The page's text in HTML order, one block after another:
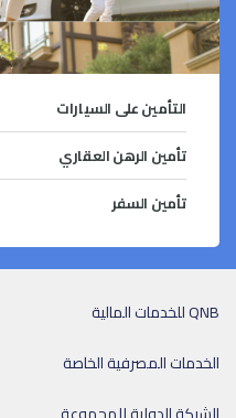
التأمين على السيارات
تأمين الرهن العقاري
تأمين السفر
QNB للخدمات المالية
الخدمات المصرفية الخاصة